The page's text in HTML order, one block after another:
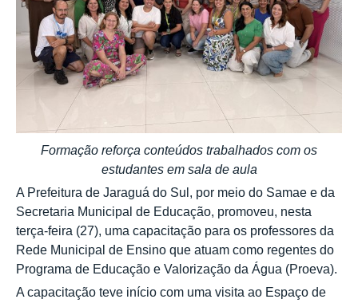
Formação reforça conteúdos trabalhados com os
estudantes em sala de aula
A Prefeitura de Jaraguá do Sul, por meio do Samae e da
Secretaria Municipal de Educação, promoveu, nesta
terça-feira (27), uma capacitação para os professores da
Rede Municipal de Ensino que atuam como regentes do
Programa de Educação e Valorização da Água (Proeva).
A capacitação teve início com uma visita ao Espaço de